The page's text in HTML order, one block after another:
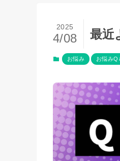
最近
2025
4/08
お悩み お悩みQ